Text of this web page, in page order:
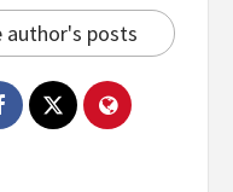
author's posts